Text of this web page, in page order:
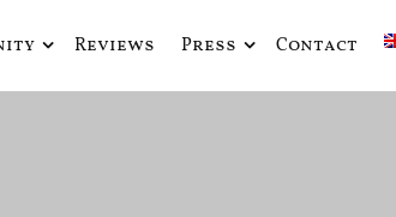
y ciencia ficción
Reviews Press Contact